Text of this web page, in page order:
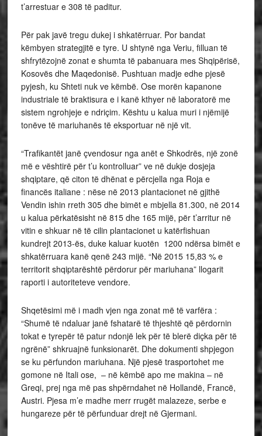
t’arrestuar e 308 të paditur.
Për pak javë tregu dukej i shkatërruar. Por bandat
këmbyen strategjitë e tyre. U shtynë nga Veriu, filluan të
shfrytëzojnë zonat e shumta të pabanuara mes Shqipërisë,
Kosovës dhe Maqedonisë. Pushtuan madje edhe pjesë
pyjesh, ku Shteti nuk ve këmbë. Ose morën kapanone
industriale të braktisura e i kanë kthyer në laboratorë me
sistem ngrohjeje e ndriçim. Kështu u kalua muri i njëmijë
tonëve të mariuhanës të eksportuar në një vit.
“Trafikantët janë çvendosur nga anët e Shkodrës, një zonë
më e vështirë për t’u kontrolluar” ve në dukje dosjeja
shqiptare, që citon të dhënat e përcjella nga Roja e
financës italiane : nëse në 2013 plantacionet në gjithë
Vendin ishin rreth 305 dhe bimët e mbjella 81.300, në 2014
u kalua përkatësisht në 815 dhe 165 mijë, për t’arritur në
vitin e shkuar në të cilin plantacionet u katërfishuan
kundrejt 2013-ës, duke kaluar kuotën 1200 ndërsa bimët e
shkatërruara kanë qenë 243 mijë. “Në 2015 15,83 % e
territorit shqiptarështë përdorur për mariuhana” llogarit
raporti i autoriteteve vendore.
Shqetësimi më i madh vjen nga zonat më të varfëra :
“Shumë të ndaluar janë fshatarë të thjeshtë që përdornin
tokat e tyrepër të patur ndonjë lek për të blerë diçka për të
ngrënë” shkruajnë funksionarët. Dhe dokumenti shpjegon
se ku përfundon mariuhana. Një pjesë trasportohet me
gomone në Itali ose, – në këmbë apo me makina – në
Greqi, prej nga më pas shpërndahet në Hollandë, Francë,
Austri. Pjesa m’e madhe merr rrugët malazeze, serbe e
hungareze për të përfunduar drejt në Gjermani.